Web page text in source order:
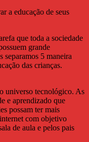
que toda a sociedade
grande
separamos 5 maneira
das crianças.
universo tecnológico. As
e aprendizado que
possam ter mais
com objetivo
de aula e pelos pais